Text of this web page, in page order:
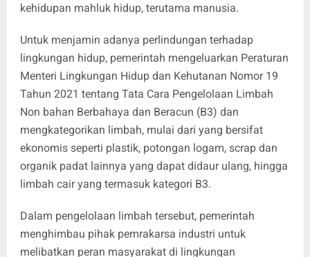
kehidupan mahluk hidup, terutama manusia.
Untuk menjamin adanya perlindungan terhadap
lingkungan hidup, pemerintah mengeluarkan Peraturan
Menteri Lingkungan Hidup dan Kehutanan Nomor 19
Tahun 2021 tentang Tata Cara Pengelolaan Limbah
Non bahan Berbahaya dan Beracun (B3) dan
mengkategorikan limbah, mulai dari yang bersifat
ekonomis seperti plastik, potongan logam, scrap dan
organik padat lainnya yang dapat didaur ulang, hingga
limbah cair yang termasuk kategori B3.
Dalam pengelolaan limbah tersebut, pemerintah
menghimbau pihak pemrakarsa industri untuk
melibatkan peran masyarakat di lingkungan